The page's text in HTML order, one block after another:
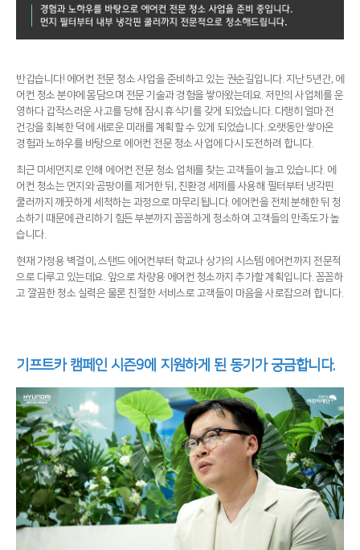
반갑습니다! 에어컨 전문 청소 사업을 준비하고 있는 권순길입니다. 지난 5년간, 에
어컨 청소 분야에 몸담으며 전문 기술과 경험을 쌓아왔는데요. 저만의 사업체를 운
영하다 갑작스러운 사고를 당해 잠시 휴식기를 갖게 되었습니다. 다행히 얼마 전
건강을 회복한 덕에 새로운 미래를 계획할 수 있게 되었습니다. 오랫동안 쌓아온
경험과 노하우를 바탕으로 에어컨 전문 청소 사업에 다시 도전하려 합니다.
최근 미세먼지로 인해 에어컨 전문 청소 업체를 찾는 고객들이 늘고 있습니다. 에
어컨 청소는 먼지와 곰팡이를 제거한 뒤, 친환경 세제를 사용해 필터부터 냉각핀
쿨러까지 깨끗하게 세척하는 과정으로 마무리됩니다. 에어컨을 전체 분해한 뒤 청
소하기 때문에 관리하기 힘든 부분까지 꼼꼼하게 청소하여 고객들의 만족도가 높
습니다.
현재 가정용 벽걸이, 스탠드 에어컨부터 학교나 상가의 시스템 에어컨까지 전문적
으로 다루고 있는데요. 앞으로 차량용 에어컨 청소까지 추가할 계획입니다. 꼼꼼하
고 깔끔한 청소 실력은 물론 친절한 서비스로 고객들이 마음을 사로잡으려 합니다.
기프트카 캠페인 시즌9에 지원하게 된 동기가 궁금합니다.